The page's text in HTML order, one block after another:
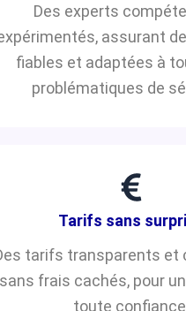
Des experts
assurant
fiables et adaptées à
problématiques de
Tarifs sans
tarifs transparents et
sans frais cachés, pour
toute